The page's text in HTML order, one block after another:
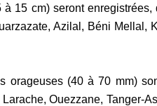
15 cm) seront
Azilal, Béni Mellal,
orageuses (40 à 70 mm)
Ouezzane, Tanger-